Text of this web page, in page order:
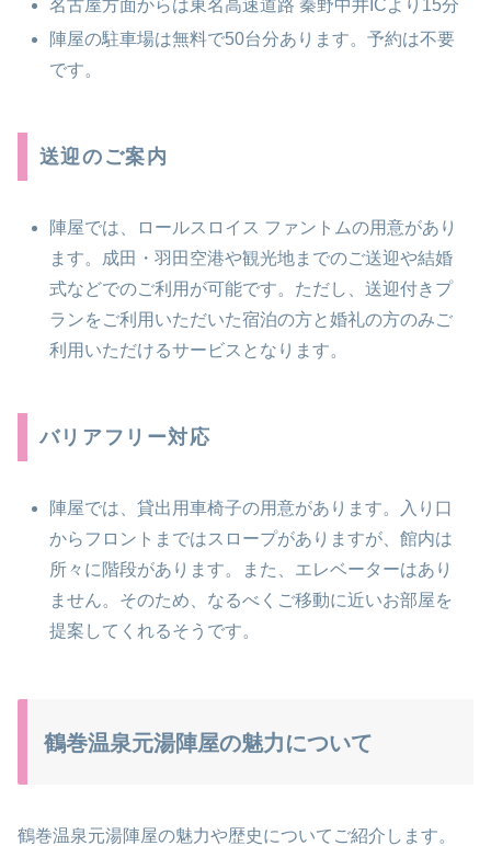
名古屋方面からは東名高速道路 秦野中井ICより15分
陣屋の駐車場は無料で50台分あります。予約は不要
です。
送迎のご案内
陣屋では、ロールスロイス ファントムの用意があり
ます。成田・羽田空港や観光地までのご送迎や結婚
式などでのご利用が可能です。ただし、送迎付きプ
ランをご利用いただいた宿泊の方と婚礼の方のみご
利用いただけるサービスとなります。
バリアフリー対応
陣屋では、貸出用車椅子の用意があります。入り口
からフロントまではスロープがありますが、館内は
所々に階段があります。また、エレベーターはあり
ません。そのため、なるべくご移動に近いお部屋を
提案してくれるそうです。
鶴巻温泉元湯陣屋の魅力について
鶴巻温泉元湯陣屋の魅力や歴史についてご紹介します。